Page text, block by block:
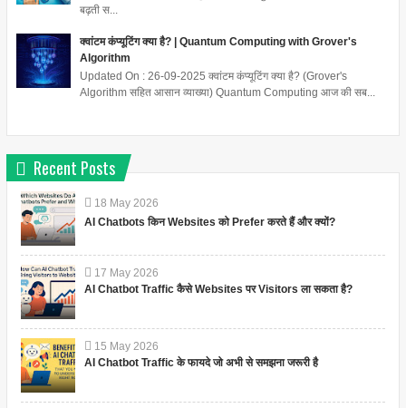
बढ़ती स...
क्वांटम कंप्यूटिंग क्या है? | Quantum Computing with Grover's
Algorithm
Updated On : 26-09-2025 क्वांटम कंप्यूटिंग क्या है? (Grover's
Algorithm सहित आसान व्याख्या) Quantum Computing आज की सब...
Recent Posts
18 May 2026
AI Chatbots किन Websites को Prefer करते हैं और क्यों?
17 May 2026
AI Chatbot Traffic कैसे Websites पर Visitors ला सकता है?
15 May 2026
AI Chatbot Traffic के फायदे जो अभी से समझना जरूरी है